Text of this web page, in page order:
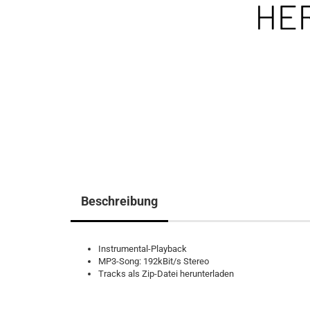
Beschreibung
Instrumental-Playback
MP3-Song: 192kBit/s Stereo
Tracks als Zip-Datei herunterladen